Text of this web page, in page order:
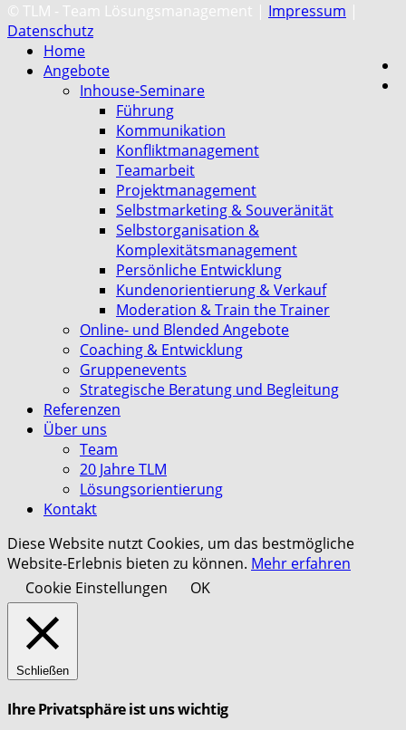
© TLM - Team Lösungsmanagement | Impressum |
Datenschutz
Home
Angebote
Inhouse-Seminare
Führung
Kommunikation
Konfliktmanagement
Teamarbeit
Projektmanagement
Selbstmarketing & Souveränität
Selbstorganisation &
Komplexitätsmanagement
Persönliche Entwicklung
Kundenorientierung & Verkauf
Moderation & Train the Trainer
Online- und Blended Angebote
Coaching & Entwicklung
Gruppenevents
Strategische Beratung und Begleitung
Referenzen
Über uns
Team
20 Jahre TLM
Lösungsorientierung
Kontakt
Diese Website nutzt Cookies, um das bestmögliche
Website-Erlebnis bieten zu können. Mehr erfahren
Cookie Einstellungen
OK
Schließen
Ihre Privatsphäre ist uns wichtig